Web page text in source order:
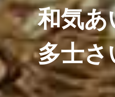
和気
多士